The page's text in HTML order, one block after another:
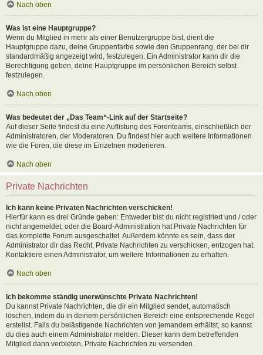
Nach oben
Was ist eine Hauptgruppe?
Wenn du Mitglied in mehr als einer Benutzergruppe bist, dient die
Hauptgruppe dazu, deine Gruppenfarbe sowie den Gruppenrang, der bei dir
standardmäßig angezeigt wird, festzulegen. Ein Administrator kann dir die
Berechtigung geben, deine Hauptgruppe im persönlichen Bereich selbst
festzulegen.
Nach oben
Was bedeutet der „Das Team“-Link auf der Startseite?
Auf dieser Seite findest du eine Auflistung des Forenteams, einschließlich der
Administratoren, der Moderatoren. Du findest hier auch weitere Informationen
wie die Foren, die diese im Einzelnen moderieren.
Nach oben
Private Nachrichten
Ich kann keine Privaten Nachrichten verschicken!
Hierfür kann es drei Gründe geben: Entweder bist du nicht registriert und / oder
nicht angemeldet, oder die Board-Administration hat Private Nachrichten für
das komplette Forum ausgeschaltet. Außerdem könnte es sein, dass der
Administrator dir das Recht, Private Nachrichten zu verschicken, entzogen hat.
Kontaktiere einen Administrator, um weitere Informationen zu erhalten.
Nach oben
Ich bekomme ständig unerwünschte Private Nachrichten!
Du kannst Private Nachrichten, die dir ein Mitglied sendet, automatisch
löschen, indem du in deinem persönlichen Bereich eine entsprechende Regel
erstellst. Falls du belästigende Nachrichten von jemandem erhältst, so kannst
du dies auch einem Administrator melden. Dieser kann dem betreffenden
Mitglied dann verbieten, Private Nachrichten zu versenden.